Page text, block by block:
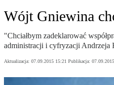
Wójt Gniewina
"Chciałbym zadeklarować
administracji i cyfryzacji Andrzeja
Aktualizacja: 07.09.2015 15:21 Publikacja: